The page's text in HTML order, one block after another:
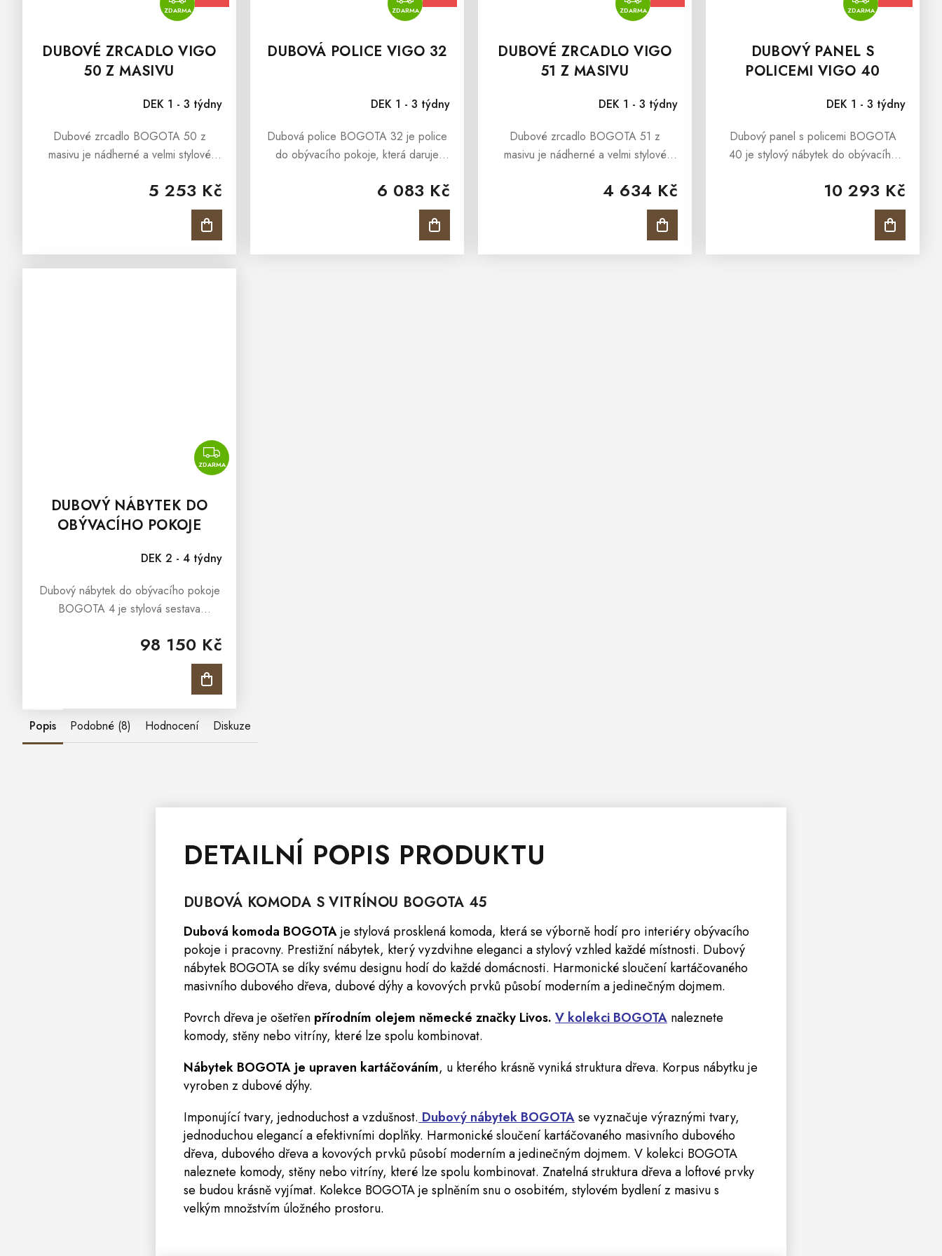
ZDARMA
DUBOVÉ ZRCADLO VIGO
50 Z MASIVU
DEK 1 - 3 týdny
5 253 Kč
Dubové zrcadlo BOGOTA 50 z
masivu je nádherné a velmi stylové
interiéry a zároveň daruje interiérům
nevšední estetický zážitek. Dubový...
ZDARMA
DUBOVÁ POLICE VIGO 32
DEK 1 - 3 týdny
6 083 Kč
Dubová police BOGOTA 32 je police
do obývacího pokoje, která daruje
eleganci. Dubová police BOGOTA
poskytne dokonalý prostor pro
ZDARMA
DUBOVÉ ZRCADLO VIGO
51 Z MASIVU
DEK 1 - 3 týdny
4 634 Kč
Dubové zrcadlo BOGOTA 51 z
masivu je nádherné a velmi stylové
interiéry a zároveň daruje interiérům
nevšední estetický zážitek. Dubový...
ZDARMA
DUBOVÝ PANEL S
POLICEMI VIGO 40
DEK 1 - 3 týdny
10 293 Kč
Dubový panel s policemi BOGOTA
40 je stylový nábytek do obývacího
nezaměnitelný půvab a eleganci.
Dubový panel s policemi BOGOTA
ZDARMA
ZDARMA
DUBOVÝ NÁBYTEK DO
OBÝVACÍHO POKOJE
DEK 2 - 4 týdny
98 150 Kč
Dubový nábytek do obývacího pokoje
BOGOTA 4 je stylová sestava
obývací pokoj ,která daruje interiérům
nezaměnitelný půvab a eleganci....
Popis Podobné (8) Hodnocení Diskuze
DETAILNÍ POPIS PRODUKTU
DUBOVÁ KOMODA S VITRÍNOU BOGOTA 45
Dubová komoda BOGOTAje stylová prosklená komoda, která se výborně hodí pro interiéry obývacího
pokoje i pracovny. Prestižní nábytek, který vyzdvihne eleganci a stylový vzhled každé místnosti. Dubový
nábytek BOGOTA se díky svému designu hodí do každé domácnosti. Harmonické sloučení kartáčovaného
masivního dubového dřeva, dubové dýhy a kovových prvků působí moderním a jedinečným dojmem.
Povrch dřeva je ošetřen přírodním olejem německé značky Livos. V kolekci BOGOTA naleznete
komody, stěny nebovitríny, které lze spolu kombinovat.
Nábytek BOGOTA je upraven kartáčováním, u kterého krásně vyniká struktura dřeva. Korpus nábytku je
vyroben z dubové dýhy.
Imponující tvary, jednoduchost a vzdušnost. Dubový nábytek BOGOTAse vyznačuje výraznými tvary,
jednoduchou elegancí a efektivními doplňky. Harmonické sloučení kartáčovaného masivního dubového
dřeva, dubového dřeva a kovových prvků působí moderním a jedinečným dojmem. V kolekci BOGOTA
naleznete komody, stěny nebo vitríny, které lze spolu kombinovat. Znatelná struktura dřeva a loftové prvky
se budou krásně vyjímat. Kolekce BOGOTA je splněním snu o osobitém, stylovém bydlení z masivu s
velkým množstvím úložného prostoru.